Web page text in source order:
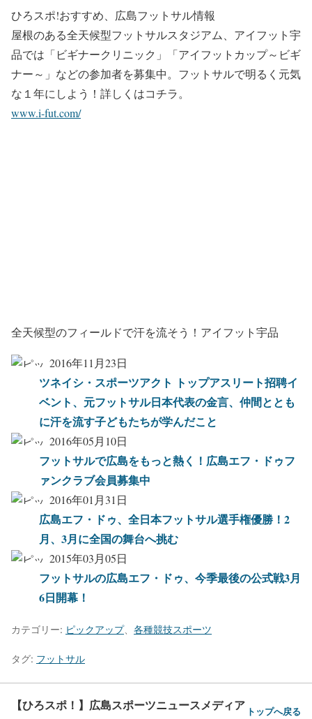
ひろスポ!おすすめ、広島フットサル情報
屋根のある全天候型フットサルスタジアム、アイフット宇
品では「ビギナークリニック」「アイフットカップ～ビギ
ナー～」などの参加者を募集中。フットサルで明るく元気
な１年にしよう！詳しくはコチラ。
www.i-fut.com/
全天候型のフィールドで汗を流そう！アイフット宇品
2016年11月23日
ツネイシ・スポーツアクト トップアスリート招聘イ
ベント、元フットサル日本代表の金言、仲間ととも
に汗を流す子どもたちが学んだこと
2016年05月10日
フットサルで広島をもっと熱く！広島エフ・ドゥフ
ァンクラブ会員募集中
2016年01月31日
広島エフ・ドゥ、全日本フットサル選手権優勝！2
月、3月に全国の舞台へ挑む
2015年03月05日
フットサルの広島エフ・ドゥ、今季最後の公式戦3月
6日開幕！
カテゴリー: ピックアップ、 各種競技スポーツ
タグ: フットサル
【ひろスポ！】広島スポーツニュースメディア トップへ戻る